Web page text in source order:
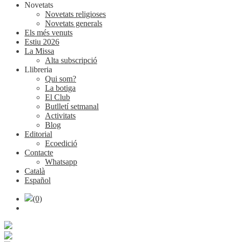
Novetats
Novetats religioses
Novetats generals
Els més venuts
Estiu 2026
La Missa
Alta subscripció
Llibreria
Qui som?
La botiga
El Club
Butlletí setmanal
Activitats
Blog
Editorial
Ecoedició
Contacte
Whatsapp
Català
Español
(0)